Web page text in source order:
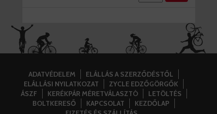
ADATVÉDELEM
ELÁLLÁS A SZERZŐDÉSTŐL
ELÁLLÁSI NYILATKOZAT
ZYCLE EDZŐGÖRGŐK
ÁSZF
KERÉKPÁR MÉRETVÁLASZTÓ
LETÖLTÉS
BOLTKERESŐ
KAPCSOLAT
KEZDŐLAP